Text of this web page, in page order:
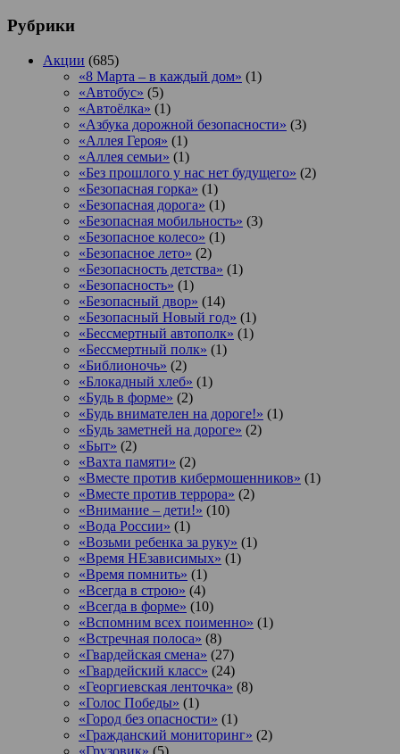
Рубрики
Акции (685)
«8 Марта – в каждый дом» (1)
«Автобус» (5)
«Автоёлка» (1)
«Азбука дорожной безопасности» (3)
«Аллея Героя» (1)
«Аллея семьи» (1)
«Без прошлого у нас нет будущего» (2)
«Безопасная горка» (1)
«Безопасная дорога» (1)
«Безопасная мобильность» (3)
«Безопасное колесо» (1)
«Безопасное лето» (2)
«Безопасность детства» (1)
«Безопасность» (1)
«Безопасный двор» (14)
«Безопасный Новый год» (1)
«Бессмертный автополк» (1)
«Бессмертный полк» (1)
«Библионочь» (2)
«Блокадный хлеб» (1)
«Будь в форме» (2)
«Будь внимателен на дороге!» (1)
«Будь заметней на дороге» (2)
«Быт» (2)
«Вахта памяти» (2)
«Вместе против кибермошенников» (1)
«Вместе против террора» (2)
«Внимание – дети!» (10)
«Вода России» (1)
«Возьми ребенка за руку» (1)
«Время НЕзависимых» (1)
«Время помнить» (1)
«Всегда в строю» (4)
«Всегда в форме» (10)
«Вспомним всех поименно» (1)
«Встречная полоса» (8)
«Гвардейская смена» (27)
«Гвардейский класс» (24)
«Георгиевская ленточка» (8)
«Голос Победы» (1)
«Город без опасности» (1)
«Гражданский мониторинг» (2)
«Грузовик» (5)